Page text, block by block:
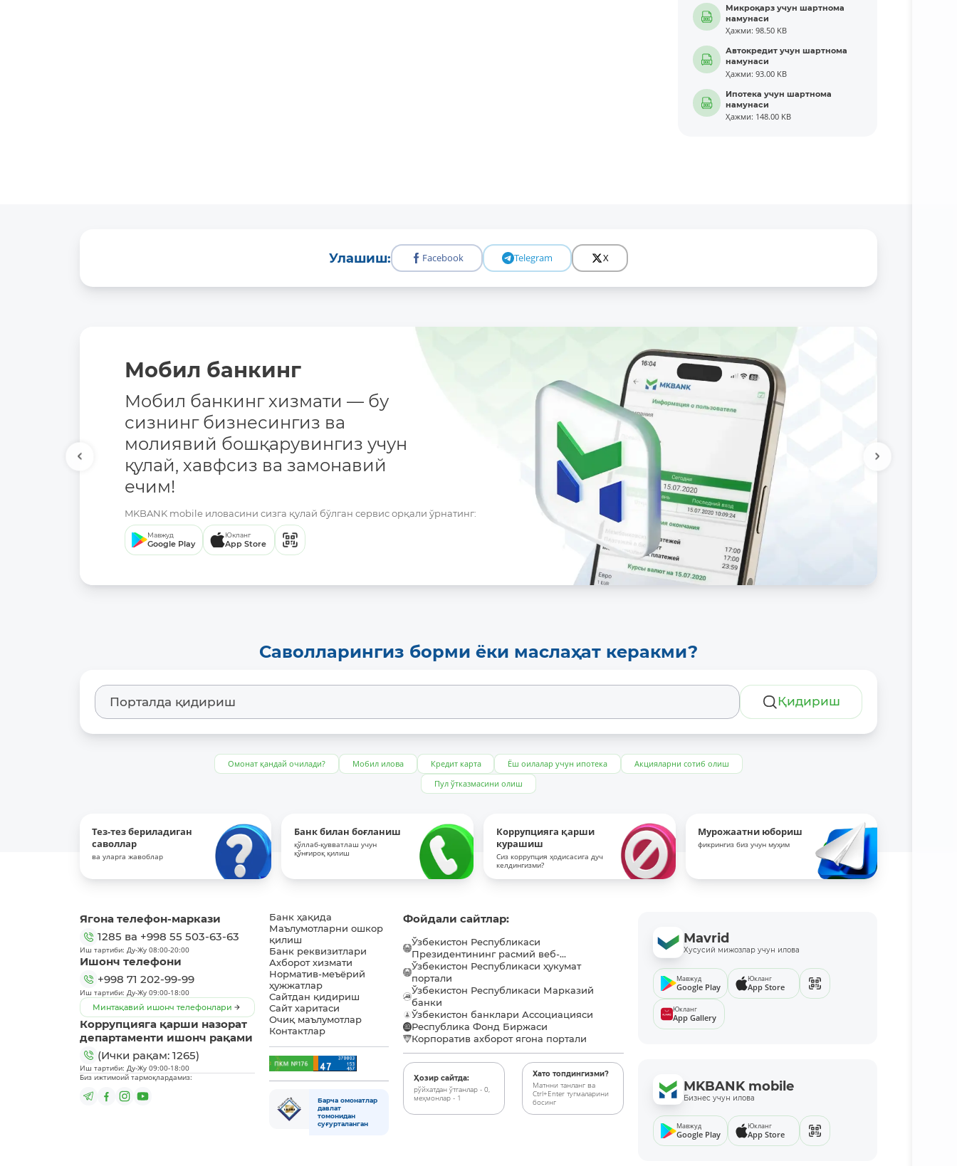
Микроқарз учун шартнома
намунаси
Ҳажми: 98.50 KB
Автокредит учун шартнома
намунаси
Ҳажми: 93.00 KB
Ипотека учун шартнома
намунаси
Ҳажми: 148.00 KB
Улашиш: Facebook Telegram X
Мобил банкинг
Мобил банкинг хизмати — бу
сизнинг бизнесингиз ва
молиявий бошқарувингиз учун
қулай, хавфсиз ва замонавий
ечим!
MKBANK mobile иловасини сизга қулай бўлган сервис орқали ўрнатинг:
Мавжуд
Google Play
Юкланг
App Store
Саволларингиз борми ёки маслаҳат керакми?
Қидириш
Омонат қандай очилади? Мобил илова Кредит карта Ёш оилалар учун ипотека
Акцияларни сотиб олиш
Пул ўтказмасини олиш
Тез-тез бериладиган
саволлар
ва уларга жавоблар
Банк билан боғланиш
қўллаб-қувватлаш учун
қўнғироқ қилиш
Коррупцияга қарши
курашиш
Сиз коррупция ҳодисасига дуч
келдингизми?
Мурожаатни юбориш
фикрингиз биз учун муҳим
Ягона телефон-маркази
1285 ва +998 55 503-63-63
Иш тартиби: Ду-Жу 08:00-20:00
Ишонч телефони
+998 71 202-99-99
Иш тартиби: Ду-Жу 09:00-18:00
Минтақавий ишонч телефонлари
Коррупцияга қарши назорат
департаменти ишонч рақами
(Ички рақам: 1265)
Иш тартиби: Ду-Жу 09:00-18:00
Биз ижтимоий тармоқлардамиз:
Банк ҳақида
Маълумотларни ошкор
қилиш
Банк реквизитлари
Ахборот хизмати
Норматив-меъёрий
ҳужжатлар
Сайтдан қидириш
Сайт харитаси
Очиқ маълумотлар
Контактлар
Барча омонатлар
давлат
томонидан
суғурталанган
Фойдали сайтлар:
Ўзбекистон Республикаси
Президентининг расмий веб-...
Ўзбекистон Республикаси ҳукумат
портали
Ўзбекистон Республикаси Марказий
банки
Ўзбекистон банклари Ассоциацияси
Республика Фонд Биржаси
Корпоратив ахборот ягона портали
Ҳозир сайтда:
рўйхатдан ўтганлар - 0,
меҳмонлар - 1
Хато топдингизми?
Матнни танланг ва
Ctrl+Enter тугмаларини
босинг
Mavrid
Хусусий мижозлар учун илова
Мавжуд
Google Play
Юкланг
App Store
Юкланг
App Gallery
MKBANK mobile
Бизнес учун илова
Мавжуд
Google Play
Юкланг
App Store